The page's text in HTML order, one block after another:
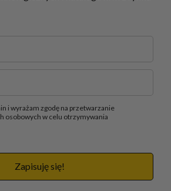
i wyrażam zgodę na przetwarzanie
osobowych w celu otrzymywania
Zapisuję się!